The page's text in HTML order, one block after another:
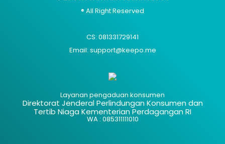
® All Right Reserved
CS: 081331729141
Email: support@keepo.me
Layanan pengaduan konsumen
Direktorat Jenderal Perlindungan Konsumen dan
Tertib Niaga Kementerian Perdagangan RI
WA : 085311111010